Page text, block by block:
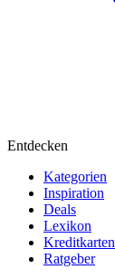
Entdecken
Kategorien
Inspiration
Deals
Lexikon
Kreditkarten
Ratgeber